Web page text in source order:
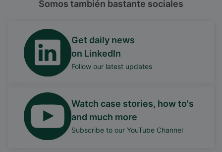
Somos también bastante sociales
Get daily news
on LinkedIn
Follow our latest updates
Watch case stories, how to's
and much more
Subscribe to our YouTube Channel